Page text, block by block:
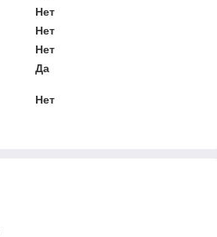
Нет
Нет
Нет
Да
Нет